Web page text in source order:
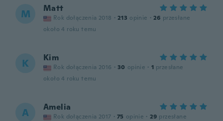
M Matt
Rok dołączenia 2018 · 213 opinie · 26 przesłane
około 4 roku temu
K Kim
Rok dołączenia 2016 · 30 opinie · 1 przesłane
około 4 roku temu
A Amelia
Rok dołączenia 2017 · 75 opinie · 29 przesłane